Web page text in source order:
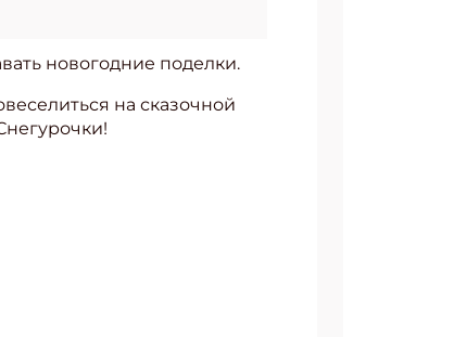
новогодние поделки.
на сказочной